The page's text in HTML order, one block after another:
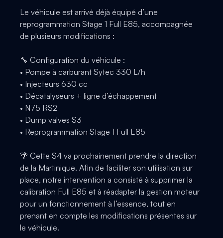
Le véhicule est arrivé déjà équipé d’une
reprogrammation Stage 1 Full E85, accompagnée
de plusieurs modifications :
🔧 Configuration du véhicule :
• Pompe à carburant Sytec 330 L/h
• Injecteurs 630 cc
• Décatalyseurs + ligne d’échappement
• N75 RS2
• Dump valves S3
• Reprogrammation Stage 1 Full E85
🌴 Cette S4 va prochainement prendre la direction
de la Martinique. Afin de faciliter son utilisation sur
place, notre intervention a consisté à supprimer la
calibration Full E85 et à réadapter la gestion moteur
pour un fonctionnement à l’essence, tout en
prenant en compte les modifications présentes sur
le véhicule.